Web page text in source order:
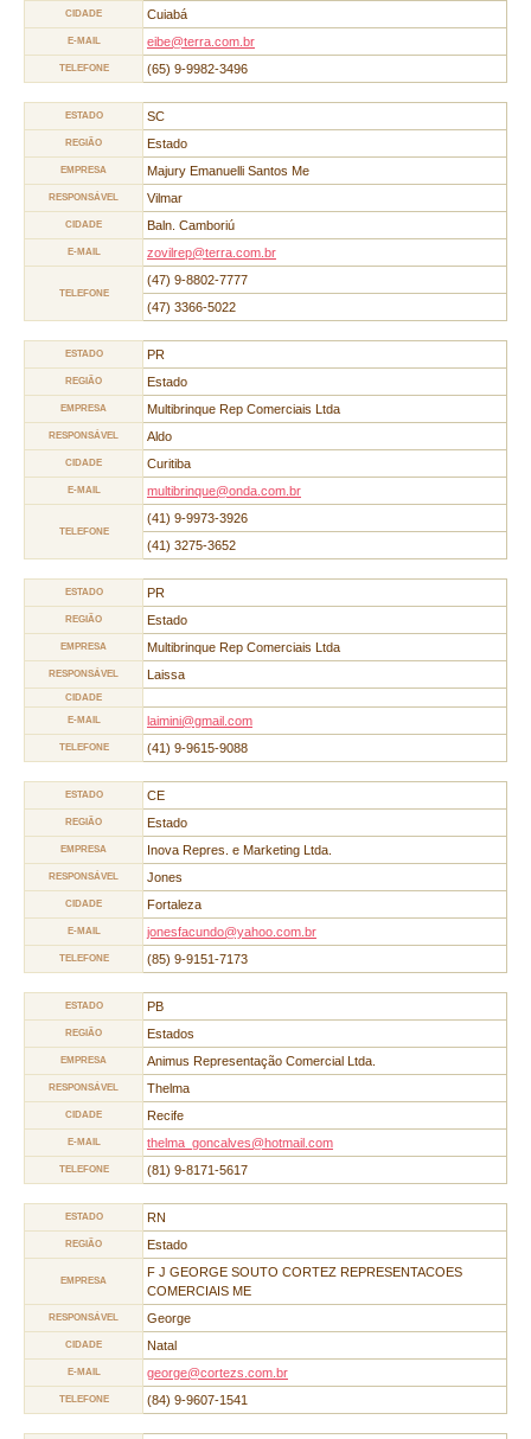
CIDADE Cuiabá
E-MAIL eibe@terra.com.br
TELEFONE (65) 9-9982-3496
ESTADO SC
REGIÃO Estado
EMPRESA Majury Emanuelli Santos Me
RESPONSÁVEL Vilmar
CIDADE Baln. Camboriú
E-MAIL zovilrep@terra.com.br
TELEFONE
(47) 9-8802-7777
(47) 3366-5022
ESTADO PR
REGIÃO Estado
EMPRESA Multibrinque Rep Comerciais Ltda
RESPONSÁVEL Aldo
CIDADE Curitiba
E-MAIL multibrinque@onda.com.br
TELEFONE
(41) 9-9973-3926
(41) 3275-3652
ESTADO PR
REGIÃO Estado
EMPRESA Multibrinque Rep Comerciais Ltda
RESPONSÁVEL Laissa
CIDADE
E-MAIL laimini@gmail.com
TELEFONE (41) 9-9615-9088
ESTADO CE
REGIÃO Estado
EMPRESA Inova Repres. e Marketing Ltda.
RESPONSÁVEL Jones
CIDADE Fortaleza
E-MAIL jonesfacundo@yahoo.com.br
TELEFONE (85) 9-9151-7173
ESTADO PB
REGIÃO Estados
EMPRESA Animus Representação Comercial Ltda.
RESPONSÁVEL Thelma
CIDADE Recife
E-MAIL thelma_goncalves@hotmail.com
TELEFONE (81) 9-8171-5617
ESTADO RN
REGIÃO Estado
EMPRESA
F J GEORGE SOUTO CORTEZ REPRESENTACOES
COMERCIAIS ME
RESPONSÁVEL George
CIDADE Natal
E-MAIL george@cortezs.com.br
TELEFONE (84) 9-9607-1541